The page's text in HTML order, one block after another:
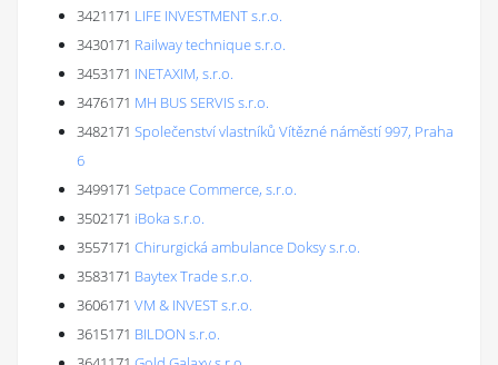
3421171 LIFE INVESTMENT s.r.o.
3430171 Railway technique s.r.o.
3453171 INETAXIM, s.r.o.
3476171 MH BUS SERVIS s.r.o.
3482171 Společenství vlastníků Vítězné náměstí 997, Praha
6
3499171 Setpace Commerce, s.r.o.
3502171 iBoka s.r.o.
3557171 Chirurgická ambulance Doksy s.r.o.
3583171 Baytex Trade s.r.o.
3606171 VM & INVEST s.r.o.
3615171 BILDON s.r.o.